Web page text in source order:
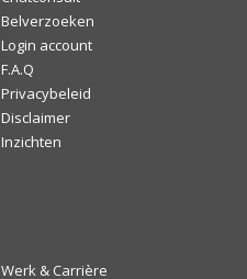
Belverzoeken
Login account
F.A.Q
Privacybeleid
Disclaimer
Inzichten
Werk & Carrière